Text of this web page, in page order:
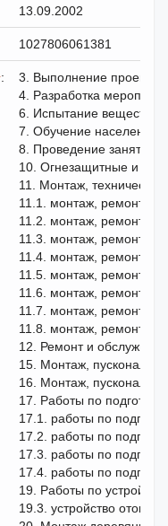
13.09.2002
1027806061381
:
3. Выполнение
4. Разработка
6. Испытание веществ,
7. Обучение населения,
8. Проведение занятий
10. Огнезащитные и
11. Монтаж,
11.1. монтаж, ремонт и
11.2. монтаж, ремонт и
11.3. монтаж, ремонт и
11.4. монтаж, ремонт и
11.5. монтаж, ремонт и
11.6. монтаж, ремонт и
11.7. монтаж, ремонт и
11.8. монтаж, ремонт и
12. Ремонт и
15. Монтаж,
16. Монтаж,
17. Работы по
17.1. работы по
17.2. работы по
17.3. работы по
17.4. работы по
19. Работы по
19.3. устройство